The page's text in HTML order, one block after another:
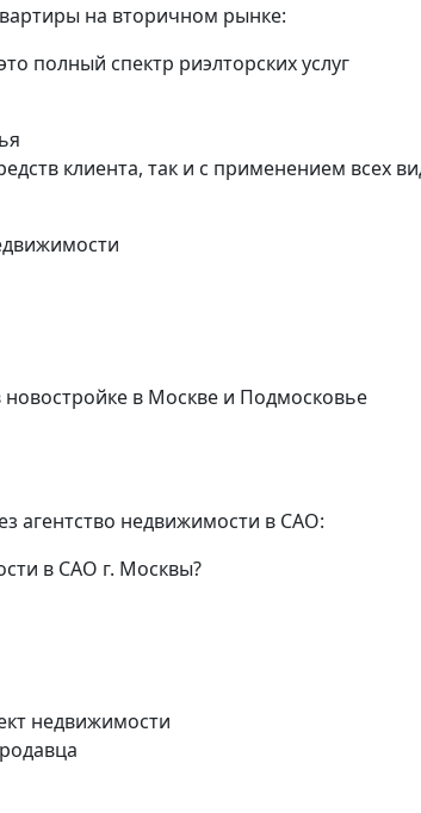
на вторичном рынке:
полный спектр риэлторских услуг
клиента, так и с применением всех
в Москве и Подмосковье
агентство недвижимости в САО:
в САО г. Москвы?
недвижимости